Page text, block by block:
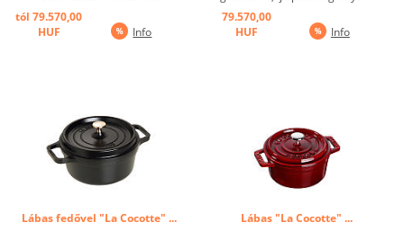
fogantyúval. ...
tól 79.570,00
HUF
Info
79.570,00
HUF
Info
Lábas fedővel "La Cocotte" ... Lábas "La Cocotte" ...